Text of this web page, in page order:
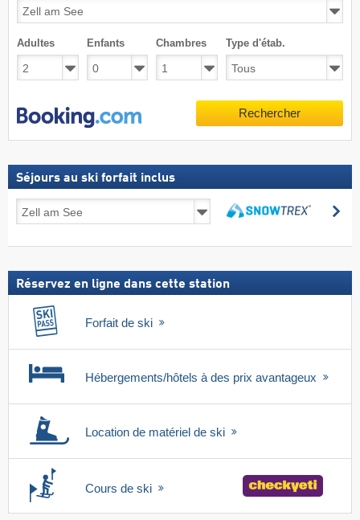
Adultes Enfants Chambres Type d'étab.
Rechercher
Séjours au ski forfait inclus
au
forfait
Réservez en ligne dans cette station
Forfait de ski
Hébergements/hôtels à des prix avantageux
Location de matériel de ski
Cours de ski